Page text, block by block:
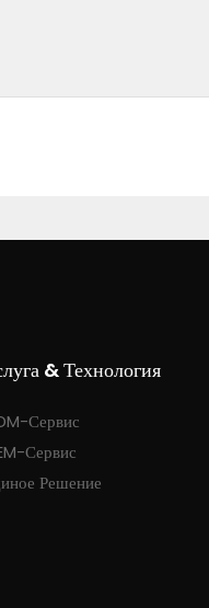
& Технология
Сервис
Сервис
Решение